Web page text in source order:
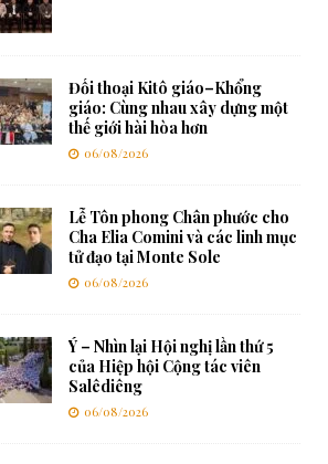
Đối thoại Kitô giáo–Khổng
giáo: Cùng nhau xây dựng một
thế giới hài hòa hơn
06/08/2026
Lễ Tôn phong Chân phước cho
Cha Elia Comini và các linh mục
tử đạo tại Monte Sole
06/08/2026
Ý – Nhìn lại Hội nghị lần thứ 5
của Hiệp hội Cộng tác viên
Salêdiêng
06/08/2026